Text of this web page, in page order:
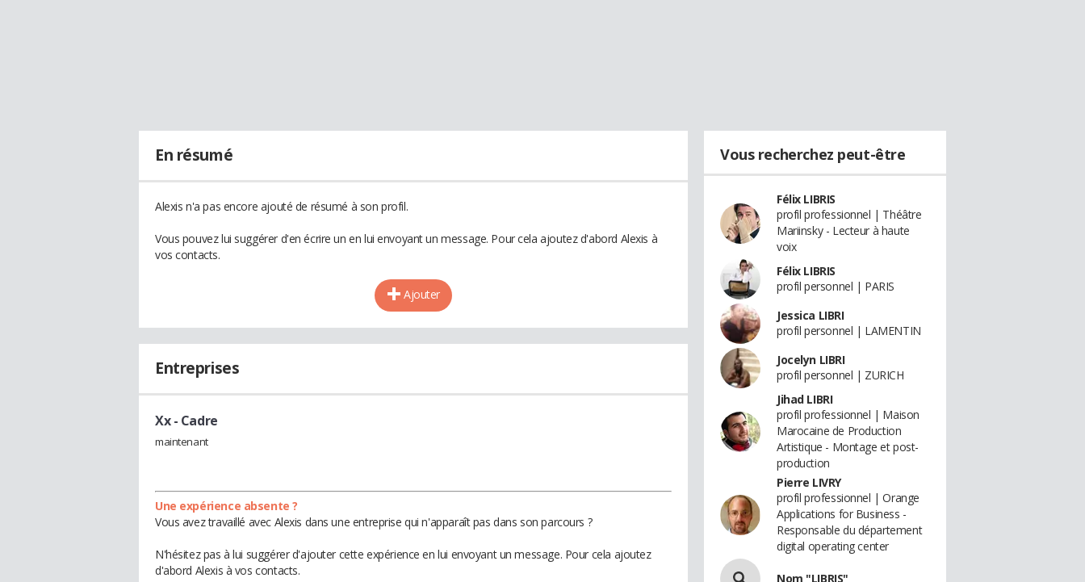
En résumé
Alexis n'a pas encore ajouté de résumé à son profil.
Vous pouvez lui suggérer d'en écrire un en lui envoyant un message. Pour cela ajoutez d'abord Alexis à
vos contacts.
Ajouter
Entreprises
Xx- Cadre
maintenant
Une expérience absente ?
Vous avez travaillé avec Alexis dans une entreprise qui n'apparaît pas dans son parcours ?
N'hésitez pas à lui suggérer d'ajouter cette expérience en lui envoyant un message. Pour cela ajoutez
d'abord Alexis à vos contacts.
Vous recherchez peut-être
Félix LIBRIS
profil professionnel | Théâtre
Mariinsky - Lecteur à haute
voix
Félix LIBRIS
profil personnel | PARIS
Jessica LIBRI
profil personnel | LAMENTIN
Jocelyn LIBRI
profil personnel | ZURICH
Jihad LIBRI
profil professionnel | Maison
Marocaine de Production
Artistique - Montage et post-
production
Pierre LIVRY
profil professionnel | Orange
Applications for Business -
Responsable du département
digital operating center
Nom "LIBRIS"